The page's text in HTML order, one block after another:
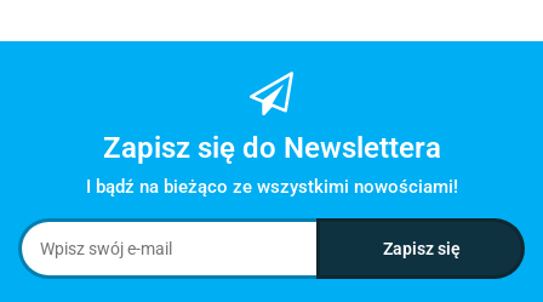
Zapisz się do Newslettera
I bądź na bieżąco ze wszystkimi nowościami!